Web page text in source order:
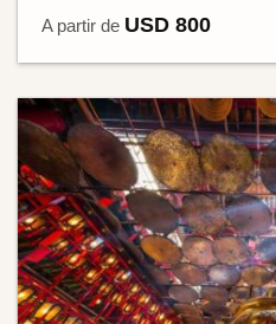
A partir de USD 800